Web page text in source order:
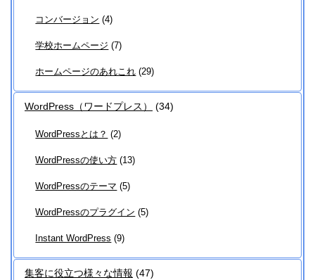
コンバージョン (4)
学校ホームページ (7)
ホームページのあれこれ (29)
WordPress（ワードプレス） (34)
WordPressとは？ (2)
WordPressの使い方 (13)
WordPressのテーマ (5)
WordPressのプラグイン (5)
Instant WordPress (9)
集客に役立つ様々な情報 (47)